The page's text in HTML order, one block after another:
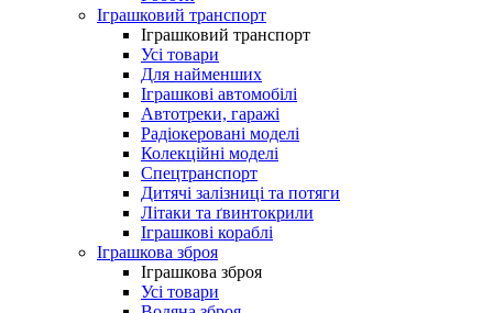
Іграшковий транспорт
Іграшковий транспорт
Усі товари
Для найменших
Іграшкові автомобілі
Автотреки, гаражі
Радіокеровані моделі
Колекційні моделі
Спецтранспорт
Дитячі залізниці та потяги
Літаки та ґвинтокрили
Іграшкові кораблі
Іграшкова зброя
Іграшкова зброя
Усі товари